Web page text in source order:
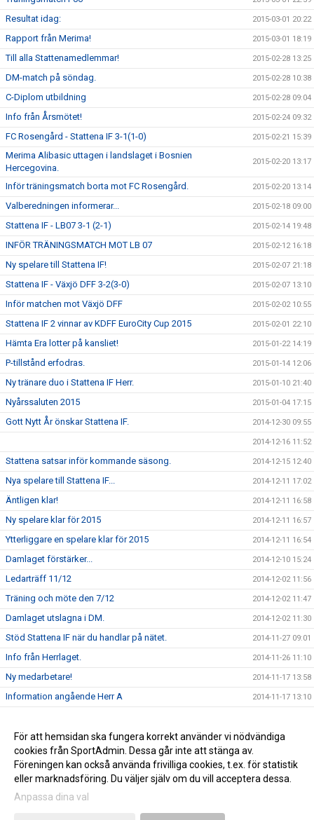
Resultat idag: 2015-03-01 20:22
Rapport från Merima! 2015-03-01 18:19
Till alla Stattenamedlemmar! 2015-02-28 13:25
DM-match på söndag. 2015-02-28 10:38
C-Diplom utbildning 2015-02-28 09:04
Info från Årsmötet! 2015-02-24 09:32
FC Rosengård - Stattena IF 3-1(1-0) 2015-02-21 15:39
Merima Alibasic uttagen i landslaget i Bosnien
Hercegovina.
2015-02-20 13:17
Inför träningsmatch borta mot FC Rosengård. 2015-02-20 13:14
Valberedningen informerar... 2015-02-18 09:00
Stattena IF - LB07 3-1 (2-1) 2015-02-14 19:48
INFÖR TRÄNINGSMATCH MOT LB 07 2015-02-12 16:18
Ny spelare till Stattena IF! 2015-02-07 21:18
Stattena IF - Växjö DFF 3-2(3-0) 2015-02-07 13:10
Inför matchen mot Växjö DFF 2015-02-02 10:55
Stattena IF 2 vinnar av KDFF EuroCity Cup 2015 2015-02-01 22:10
Hämta Era lotter på kansliet! 2015-01-22 14:19
P-tillstånd erfodras. 2015-01-14 12:06
Ny tränare duo i Stattena IF Herr. 2015-01-10 21:40
Nyårssaluten 2015 2015-01-04 17:15
Gott Nytt År önskar Stattena IF. 2014-12-30 09:55
2014-12-16 11:52
Stattena satsar inför kommande säsong. 2014-12-15 12:40
Nya spelare till Stattena IF... 2014-12-11 17:02
Äntligen klar! 2014-12-11 16:58
Ny spelare klar för 2015 2014-12-11 16:57
Ytterliggare en spelare klar för 2015 2014-12-11 16:54
Damlaget förstärker... 2014-12-10 15:24
Ledarträff 11/12 2014-12-02 11:56
Träning och möte den 7/12 2014-12-02 11:47
Damlaget utslagna i DM. 2014-12-02 11:30
Stöd Stattena IF när du handlar på nätet. 2014-11-27 09:01
Info från Herrlaget. 2014-11-26 11:10
Ny medarbetare! 2014-11-17 13:58
Information angående Herr A 2014-11-17 13:10
Stöd Stattena IF:s ungdomar genom Svenska Spel 2014-02-03 08:30
Stattena IF på väg mot toppen 2014-01-01 08:54
Gå till Webbversion
För att hemsidan ska fungera korrekt använder vi nödvändiga
cookies från SportAdmin. Dessa går inte att stänga av.
Föreningen kan också använda frivilliga cookies, t.ex. för statistik
eller marknadsföring. Du väljer själv om du vill acceptera dessa.
Anpassa dina val